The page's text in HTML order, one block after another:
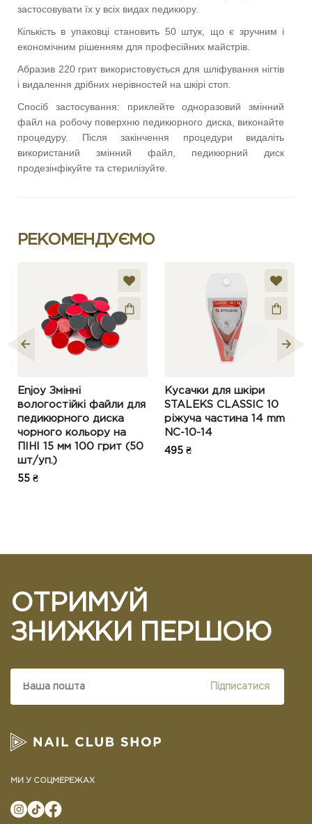
застосовувати їх у всіх видах педикюру.
Кількість в упаковці становить 50 штук, що є зручним і
економічним рішенням для професійних майстрів.
Абразив 220 грит використовується для шліфування нігтів
і видалення дрібних нерівностей на шкірі стоп.
Спосіб застосування: приклейте одноразовий змінний
файл на робочу поверхню педикюрного диска, виконайте
процедуру. Після закінчення процедури видаліть
використаний змінний файл, педикюрний диск
продезінфікуйте та стерилізуйте.
РЕКОМЕНДУЄМО
Enjoy Змінні
вологостійкі файли для
педикюрного диска
чорного кольору на
ПІНІ 15 мм 100 грит (50
шт/уп.)
55 ₴
Кусачки для шкіри
STALEKS CLASSIC 10
ріжуча частина 14 mm
NC-10-14
495 ₴
ОТРИМУЙ
ЗНИЖКИ ПЕРШОЮ
Підписатися
МИ У СОЦМЕРЕЖАХ